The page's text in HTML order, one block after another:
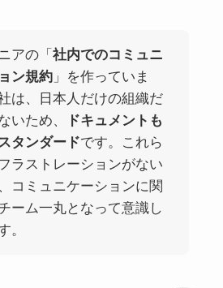
アの「 社内でのコミュニ
ン規約」を作っていま
は、日本人だけの組織だ
いため、
ドキュメントも
タンダードです。これら
ラストレーションがない
コミュニケーションに関
ーム一丸となって意識し
。